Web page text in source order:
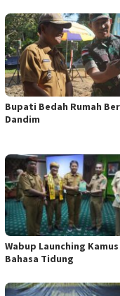
Bupati Bedah Rumah
Dandim
Wabup Launching Kamus
Bahasa Tidung